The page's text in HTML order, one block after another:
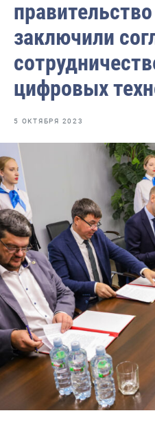
Отраслевые СМИ
Выставки и конференции
Научно-практическая
Рыбоохрана России
Большая африканская
Укрепление духовно-
События в России и мире
заключили
цифровых
5 ОКТЯБРЯ 2023